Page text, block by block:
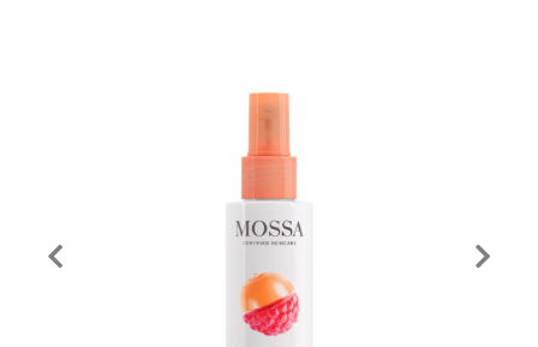
Edellinen tuote